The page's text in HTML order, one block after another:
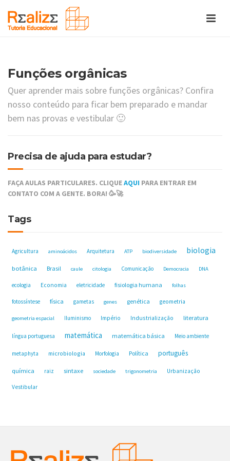
Funções orgânicas
Quer aprender mais sobre funções orgânicas? Confira
nosso conteúdo para ficar bem preparado e mandar
bem nas provas e vestibular 🙂
Precisa de ajuda para estudar?
FAÇA AULAS PARTICULARES. CLIQUEAQUI PARA ENTRAR EM
CONTATO COM A GENTE. BORA! 🥳🚀
Tags
Agricultura aminoácidos Arquitetura ATP biodiversidade biologia
botânica Brasil caule citologia Comunicação Democracia DNA
ecologia Economia eletricidade fisiologia humana folhas
fotossíntese física gametas genes genética geometria
geometria espacial Iluminismo Império Industrialização literatura
língua portuguesa matemática matemática básica Meio ambiente
metaphyta microbiologia Morfologia Política português
química raiz sintaxe sociedade trigonometria Urbanização
Vestibular